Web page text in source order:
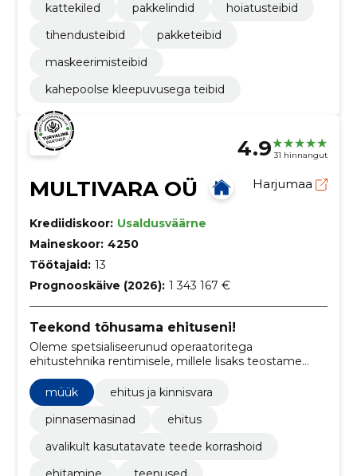
kattekiled
pakkelindid
hoiatusteibid
tihendusteibid
pakketeibid
maskeerimisteibid
kahepoolse kleepuvusega teibid
4.9 31 hinnangut
MULTIVARA OÜ Harjumaa
Krediidiskoor: Usaldusväärne
Maineskoor: 4250
Töötajaid: 13
Prognooskäive (2026): 1 343 167 €
Teekond tõhusama ehituseni!
Oleme spetsialiseerunud operaatoritega
ehitustehnika rentimisele, millele lisaks teostame
lammutustöid, kaeve- ja mullatöid, teetöid ja
territooriumite hoolduskoristust.
müük
ehitus ja kinnisvara
pinnasemasinad
ehitus
avalikult kasutatavate teede korrashoid